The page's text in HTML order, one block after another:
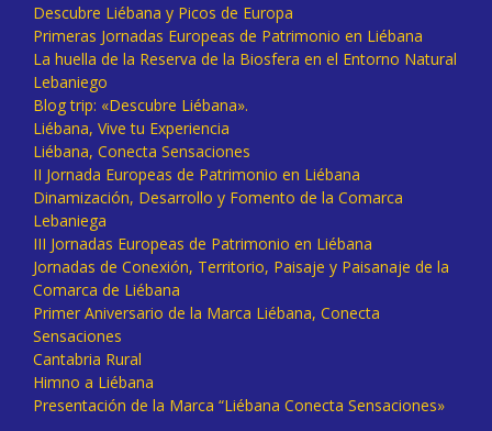
Descubre Liébana y Picos de Europa
Primeras Jornadas Europeas de Patrimonio en Liébana
La huella de la Reserva de la Biosfera en el Entorno Natural
Lebaniego
Blog trip: «Descubre Liébana».
Liébana, Vive tu Experiencia
Liébana, Conecta Sensaciones
II Jornada Europeas de Patrimonio en Liébana
Dinamización, Desarrollo y Fomento de la Comarca
Lebaniega
III Jornadas Europeas de Patrimonio en Liébana
Jornadas de Conexión, Territorio, Paisaje y Paisanaje de la
Comarca de Liébana
Primer Aniversario de la Marca Liébana, Conecta
Sensaciones
Cantabria Rural
Himno a Liébana
Presentación de la Marca “Liébana Conecta Sensaciones»